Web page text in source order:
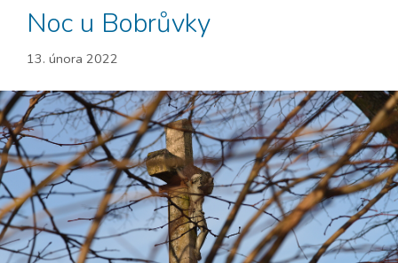
Noc u Bobrůvky
13. února 2022